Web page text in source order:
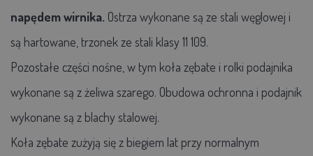
napędem wirnika. Ostrza wykonane są ze stali węglowej i
są hartowane, trzonek ze stali klasy 11 109.
Pozostałe części nośne, w tym koła zębate i rolki podajnika
wykonane są z żeliwa szarego. Obudowa ochronna i podajnik
wykonane są z blachy stalowej.
Koła zębate zużyją się z biegiem lat przy normalnym